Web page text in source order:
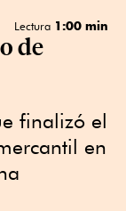
Lectura 1:00 min
de
finalizó el
en